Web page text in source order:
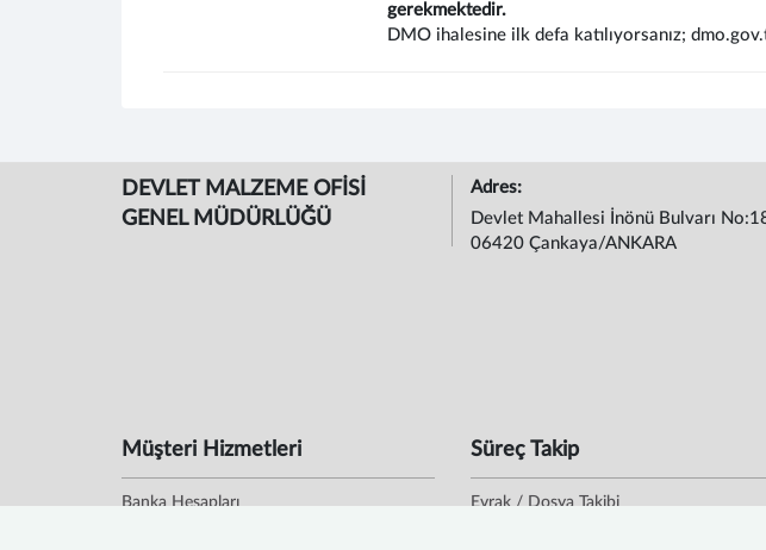
gerekmektedir.
DMO ihalesine ilk defa katılıyorsanız;
DEVLET MALZEME OFİSİ
GENEL MÜDÜRLÜĞÜ
Adres:
Devlet Mahallesi İnönü Bulvarı
06420 Çankaya/ANKARA
Müşteri Hizmetleri
Banka Hesapları
Süreç Takip
Evrak / Dosya Takibi